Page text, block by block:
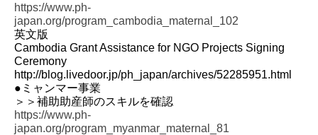
https://www.ph-
japan.org/program_cambodia_maternal_102
英文版
Cambodia Grant Assistance for NGO Projects Signing
Ceremony
http://blog.livedoor.jp/ph_japan/archives/52285951.html
●ミャンマー事業
＞＞補助助産師のスキルを確認
https://www.ph-
japan.org/program_myanmar_maternal_81